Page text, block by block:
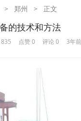
> 郑州 > 正文
的技术和方法
点赞 0 评论 0 3年